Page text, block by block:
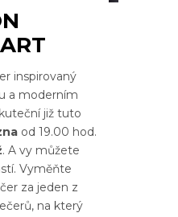
inspirovaný
a moderním
již tuto
od 19.00 hod.
. A vy můžete
Vyměňte
za jeden z
na který